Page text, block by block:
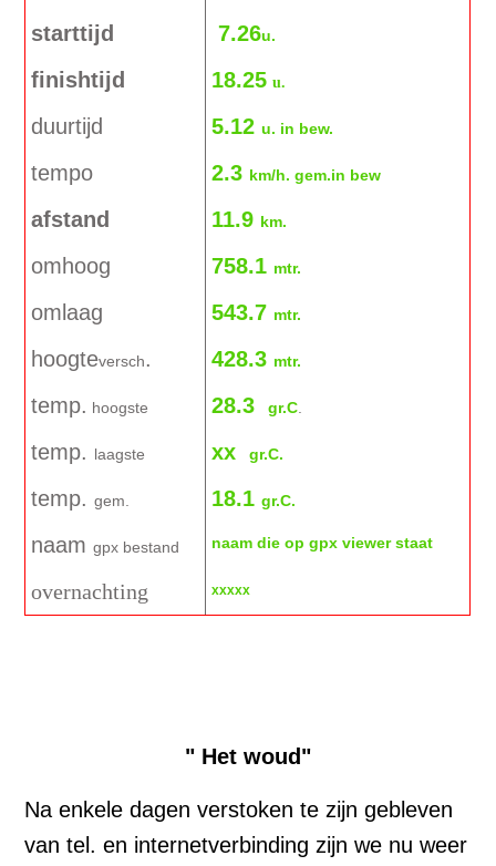
starttijd
7.26u.
finishtijd 18.25 u.
duurtijd 5.12u. in bew.
tempo 2.3 km/h. gem.in bew
afstand 11.9 km.
omhoog 758.1 mtr.
omlaag 543.7 mtr.
hoogteversch. 428.3 mtr.
temp. hoogste 28.3gr.C
temp. laagste xxgr.C.
temp.gem. 18.1gr.C.
naamgpx bestand naam die op gpx viewer staat
overnachting xxxxx
" Het woud"
Na enkele dagen verstoken te zijn gebleven
van tel. en internetverbinding zijn we nu weer